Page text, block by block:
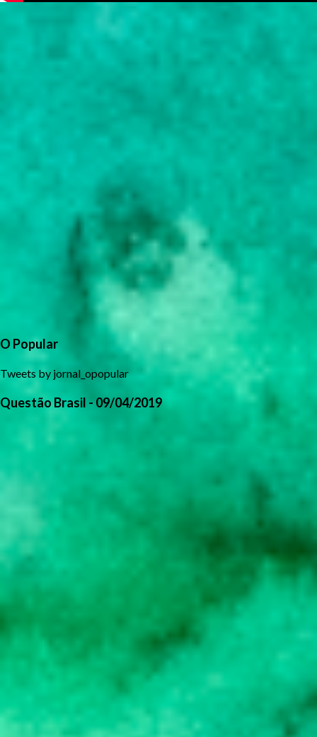
O Popular
Tweets by jornal_opopular
Questão Brasil - 09/04/2019